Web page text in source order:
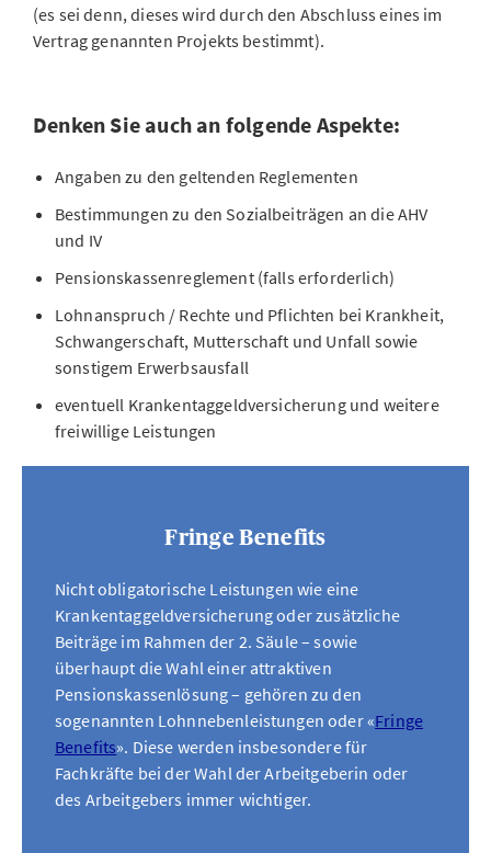
(es sei denn, dieses wird durch den Abschluss eines im
Vertrag genannten Projekts bestimmt).
Denken Sie auch an folgende Aspekte:
Angaben zu den geltenden Reglementen
Bestimmungen zu den Sozialbeiträgen an die AHV
und IV
Pensionskassenreglement (falls erforderlich)
Lohnanspruch / Rechte und Pflichten bei Krankheit,
Schwangerschaft, Mutterschaft und Unfall sowie
sonstigem Erwerbsausfall
eventuell Krankentaggeldversicherung und weitere
freiwillige Leistungen
Fringe Benefits
Nicht obligatorische Leistungen wie eine
Krankentaggeldversicherung oder zusätzliche
Beiträge im Rahmen der 2. Säule – sowie
überhaupt die Wahl einer attraktiven
Pensionskassenlösung – gehören zu den
sogenannten Lohnnebenleistungen oder «Fringe
Benefits». Diese werden insbesondere für
Fachkräfte bei der Wahl der Arbeitgeberin oder
des Arbeitgebers immer wichtiger.